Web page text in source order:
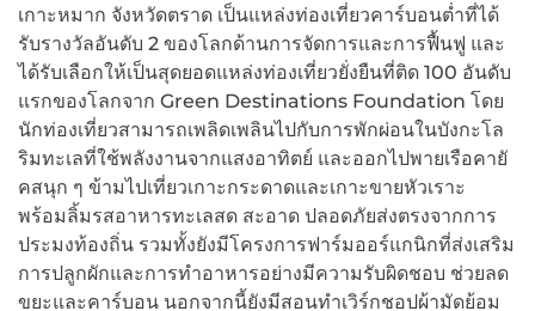
เกาะหมาก จังหวัดตราด เป็นแหล่งท่องเที่ยวคาร์บอนต่ำที่ได้
รับรางวัลอันดับ 2 ของโลกด้านการจัดการและการฟื้นฟู และ
ได้รับเลือกให้เป็นสุดยอดแหล่งท่องเที่ยวยั่งยืนที่ติด 100 อันดับ
แรกของโลกจาก Green Destinations Foundation โดย
นักท่องเที่ยวสามารถเพลิดเพลินไปกับการพักผ่อนในบังกะโล
ริมทะเลที่ใช้พลังงานจากแสงอาทิตย์ และออกไปพายเรือคายั
คสนุก ๆ ข้ามไปเที่ยวเกาะกระดาดและเกาะขายหัวเราะ
พร้อมลิ้มรสอาหารทะเลสด สะอาด ปลอดภัยส่งตรงจากการ
ประมงท้องถิ่น รวมทั้งยังมีโครงการฟาร์มออร์แกนิกที่ส่งเสริม
การปลูกผักและการทำอาหารอย่างมีความรับผิดชอบ ช่วยลด
ขยะและคาร์บอน นอกจากนี้ยังมีสอนทำเวิร์กชอปผ้ามัดย้อม